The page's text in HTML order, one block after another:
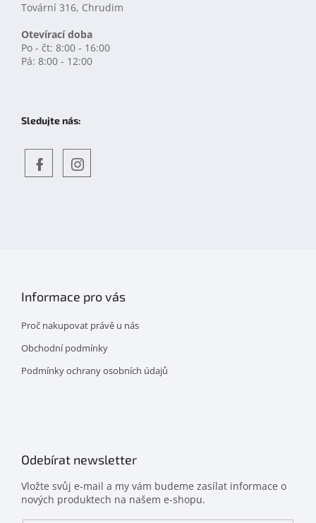
Tovární 316, Chrudim
Otevírací doba
Po - čt: 8:00 - 16:00
Pá: 8:00 - 12:00
Sledujte nás:
Informace pro vás
Proč nakupovat právě u nás
Obchodní podmínky
Podmínky ochrany osobních údajů
Odebírat newsletter
Vložte svůj e-mail a my vám budeme zasílat informace o
nových produktech na našem e-shopu.